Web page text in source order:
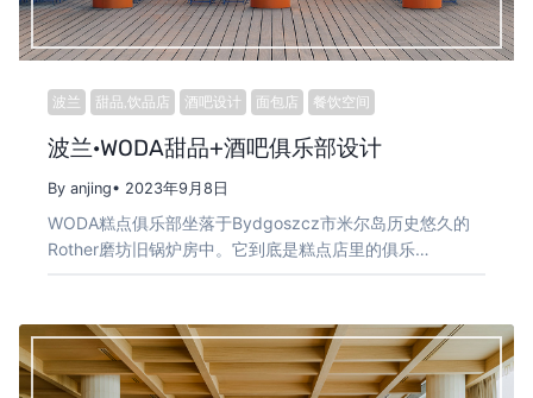
波兰 甜品,饮品店 酒吧设计 面包店 餐饮空间
波兰·WODA甜品+酒吧俱乐部设计
By anjing• 2023年9月8日
WODA糕点俱乐部坐落于Bydgoszcz市米尔岛历史悠久的
Rother磨坊旧锅炉房中。它到底是糕点店里的俱乐…